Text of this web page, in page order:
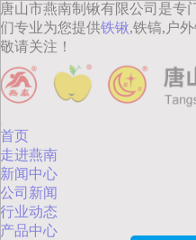
唐山市燕南制锹有限公司是专
们专业为您提供铁锹,铁镐,户
敬请关注！
首页
走进燕南
新闻中心
公司新闻
行业动态
产品中心